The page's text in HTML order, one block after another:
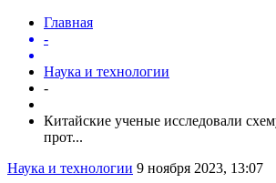
Главная
-
Наука и технологии
-
Китайские ученые исследовали
прот...
Наука и технологии 9 ноября 2023, 13:07